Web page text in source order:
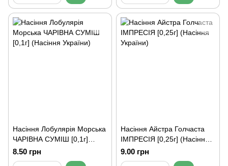
Насіння Лобулярія Морська
ЧАРІВНА СУМІШ [0,1г]
(Насіння України)
8.50 грн
Насіння Айстра Голчаста
ІМПРЕСІЯ [0,25г] (Насіння
України)
9.00 грн